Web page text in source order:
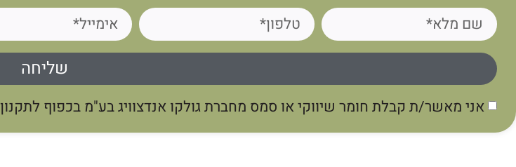
אני מאשר/ת קבלת חומר שיווקי או סמס מחברת גולקו אנדצוויג בע"מ בכפוף לתקנון
שליחה